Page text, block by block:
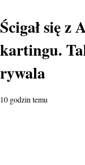
Ścigał się z
kartingu.
rywala
10 godzin temu